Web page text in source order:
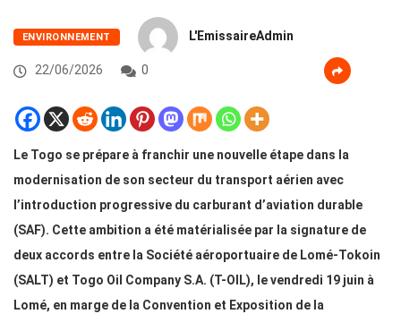
ENVIRONNEMENT L'EmissaireAdmin
22/06/2026 0
Le Togo se prépare à franchir une nouvelle étape dans la
modernisation de son secteur du transport aérien avec
l’introduction progressive du carburant d’aviation durable
(SAF). Cette ambition a été matérialisée par la signature de
deux accords entre la Société aéroportuaire de Lomé-Tokoin
(SALT) et Togo Oil Company S.A. (T-OIL), le vendredi 19 juin à
Lomé, en marge de la Convention et Exposition de la